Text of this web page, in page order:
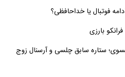
فوتبال یا خداحافظی؟
بارزی
ستاره سابق چلسی و آرسنال زوج